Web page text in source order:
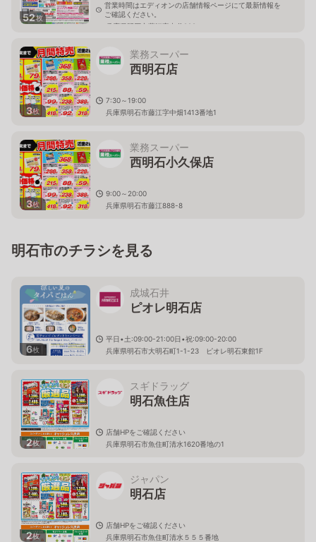
52枚
営業時間はエディオンの店舗情報ページにて最新情報を
ご確認ください。
兵庫県明石市藤江字中谷928
3枚
業務スーパー
西明石店
7:30～19:00
兵庫県明石市藤江字中畑1413番地1
3枚
業務スーパー
西明石小久保店
9:00～20:00
兵庫県明石市藤江888-8
明石市のチラシを見る
6枚
成城石井
ピオレ明石店
平日•土:09:00-21:00日•祝:09:00-20:00
兵庫県明石市大明石町1-1-23 ピオレ明石東館1F
2枚
スギドラッグ
明石魚住店
店舗HPをご確認ください
兵庫県明石市魚住町清水1620番地の1
2枚
ジャパン
明石店
店舗HPをご確認ください
兵庫県明石市魚住町清水５５５番地